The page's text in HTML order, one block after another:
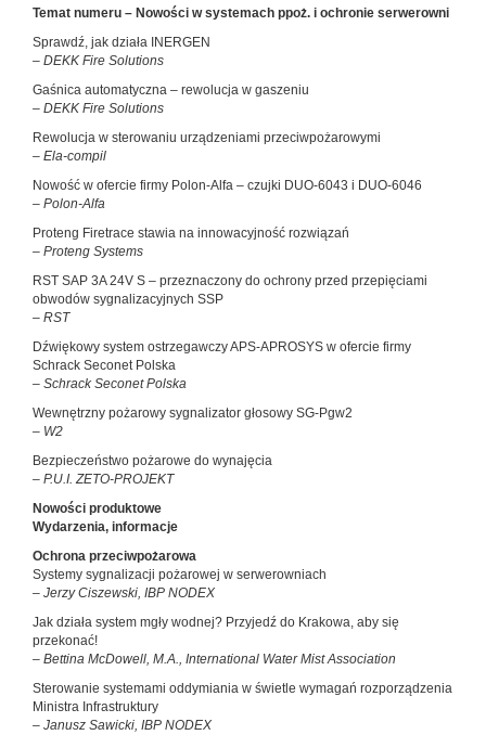
Temat numeru – Nowości w systemach ppoż. i ochronie serwerowni
Sprawdź, jak działa INERGEN
– DEKK Fire Solutions
Gaśnica automatyczna – rewolucja w gaszeniu
– DEKK Fire Solutions
Rewolucja w sterowaniu urządzeniami przeciwpożarowymi
– Ela-compil
Nowość w ofercie firmy Polon-Alfa – czujki DUO-6043 i DUO-6046
– Polon-Alfa
Proteng Firetrace stawia na innowacyjność rozwiązań
– Proteng Systems
RST SAP 3A 24V S – przeznaczony do ochrony przed przepięciami
obwodów sygnalizacyjnych SSP
– RST
Dźwiękowy system ostrzegawczy APS-APROSYS w ofercie firmy
Schrack Seconet Polska
– Schrack Seconet Polska
Wewnętrzny pożarowy sygnalizator głosowy SG-Pgw2
– W2
Bezpieczeństwo pożarowe do wynajęcia
– P.U.I. ZETO-PROJEKT
Nowości produktowe
Wydarzenia, informacje
Ochrona przeciwpożarowa
Systemy sygnalizacji pożarowej w serwerowniach
– Jerzy Ciszewski, IBP NODEX
Jak działa system mgły wodnej? Przyjedź do Krakowa, aby się
przekonać!
– Bettina McDowell, M.A., International Water Mist Association
Sterowanie systemami oddymiania w świetle wymagań rozporządzenia
Ministra Infrastruktury
– Janusz Sawicki, IBP NODEX